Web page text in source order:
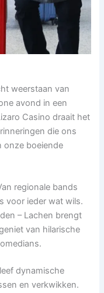
weerstaan van
avond in een
Casino draait het
die ons
onze boeiende
regionale bands
voor ieder wat wils.
– Lachen brengt
van hilarische
dynamische
en verkwikken.